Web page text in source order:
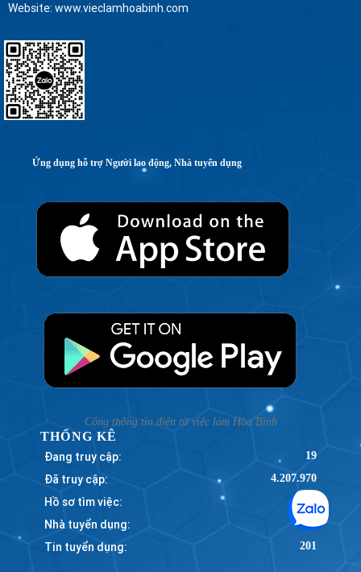
Website: www.vieclamhoabinh.com
Ứng dụng hỗ trợ Người lao động, Nhà tuyển dụng
Cổng thông tin điện tử việc làm Hòa Bình
THỐNG KÊ
Đang truy cập: 19
Đã truy cập: 4.207.970
Hồ sơ tìm việc: 785
Nhà tuyển dụng: 695
Tin tuyển dụng: 201